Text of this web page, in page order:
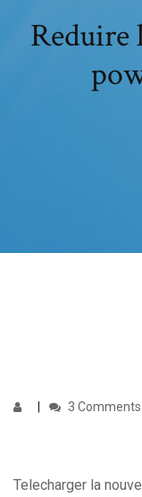
Reduire
3 Comments
Telecharger la